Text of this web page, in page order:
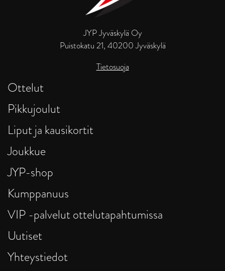
JYP Jyväskylä Oy
Puistokatu 21, 40200 Jyväskylä
Tietosuoja
Ottelut
Pikkujoulut
Liput ja kausikortit
Joukkue
JYP-shop
Kumppanuus
VIP -palvelut ottelutapahtumissa
Uutiset
Yhteystiedot